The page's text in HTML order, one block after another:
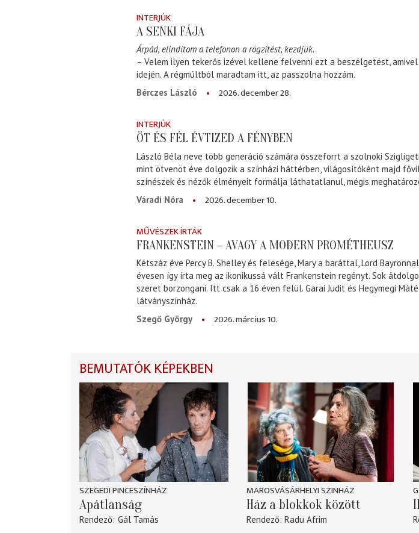
INTERJÚK
A SENKI FÁJA
Árpád, elindítom a telefonon a rögzítést, kezdjük.
– Velem ilyen tekerős izével kellene felvenni ezt a beszélgetést,
idején. A régmúltból maradtam itt, az passzolna hozzám.
Bérczes László
2026. december 28.
INTERJÚK
ÖT ÉS FÉL ÉVTIZED A FÉNYBEN
László Béla neve több generáció számára összeforrt a szolnoki
mint ötvenöt éve dolgozik a színházi háttérben, világosítóként majd
színészek és nézők élményeit formálja láthatatlanul, mégis
Váradi Nóra
2026. december 10.
MŰVÉSZEK ÍRTÁK
FRANKENSTEIN – AVAGY A MODERN PROMÉTHEUSZ
Kétszáz éve Percy B. Shelley és felesége, Mary a baráttal, Lord
évesen így írta meg az ikonikussá vált Frankenstein regényt. Sok
szeret borzongani. Itt csak a 16 éven felül. Garai Judit és Hegymegi
látványszínház.
Szegő György
2026. március 10.
BEMUTATÓK KÉPEKBEN
SZEGEDI PINCESZÍNHÁZ
Apátlanság
Rendező Gál Tamás
MAROSVÁSÁRHELYI SZINHÁZ
Ház a blokkok között
Rendező Radu Afrim